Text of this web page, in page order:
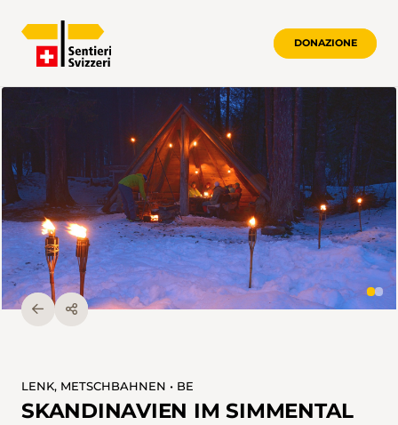
DONAZIONE
LENK, METSCHBAHNEN • BE
SKANDINAVIEN IM SIMMENTAL